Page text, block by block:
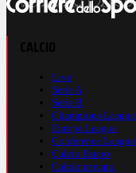
Live
Serie A
Serie B
Champions League
Europa League
Conference League
Calcio Estero
Calciomercato